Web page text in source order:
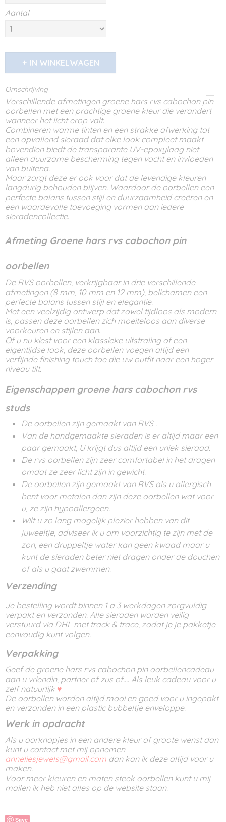
Aantal
IN WINKELWAGEN
Omschrijving
Verschillende afmetingen groene hars rvs cabochon pin
oorbellen met een prachtige groene kleur die verandert
wanneer het licht erop valt.
Combineren warme tinten en een strakke afwerking tot
een opvallend sieraad dat elke look compleet maakt
bovendien biedt de transparante UV-epoxylaag niet
alleen duurzame bescherming tegen vocht en invloeden
van buitena.
Maar zorgt deze er ook voor dat de levendige kleuren
langdurig behouden blijven. Waardoor de oorbellen een
perfecte balans tussen stijl en duurzaamheid creëren en
een waardevolle toevoeging vormen aan iedere
sieradencollectie.
Afmeting Groene hars rvs cabochon pin
oorbellen
De RVS oorbellen, verkrijgbaar in drie verschillende
afmetingen (8 mm, 10 mm en 12 mm), belichamen een
perfecte balans tussen stijl en elegantie.
Met een veelzijdig ontwerp dat zowel tijdloos als modern
is, passen deze oorbellen zich moeiteloos aan diverse
voorkeuren en stijlen aan.
Of u nu kiest voor een klassieke uitstraling of een
eigentijdse look, deze oorbellen voegen altijd een
verfijnde finishing touch toe die uw outfit naar een hoger
niveau tilt.
Eigenschappen groene hars cabochon rvs
studs
De oorbellen zijn gemaakt van RVS .
Van de handgemaakte sieraden is er altijd maar een
paar gemaakt, U krijgt dus altijd een uniek sieraad.
De rvs oorbellen zijn zeer comfortabel in het dragen
omdat ze zeer licht zijn in gewicht.
De oorbellen zijn gemaakt van RVS als u allergisch
bent voor metalen dan zijn deze oorbellen wat voor
u, ze zijn hypoallergeen.
Wilt u zo lang mogelijk plezier hebben van dit
juweeltje, adviseer ik u om voorzichtig te zijn met de
zon, een druppeltje water kan geen kwaad maar u
kunt de sieraden beter niet dragen onder de douchen
of als u gaat zwemmen.
Verzending
Je bestelling wordt binnen 1 a 3 werkdagen zorgvuldig
verpakt en verzonden. Alle sieraden worden veilig
verstuurd via DHL met track & trace, zodat je je pakketje
eenvoudig kunt volgen.
Verpakking
Geef de groene hars rvs cabochon pin oorbellencadeau
aan u vriendin, partner of zus of.... Als leuk cadeau voor u
zelf natuurlijk ♥
De oorbellen worden altijd mooi en goed voor u ingepakt
en verzonden in een plastic bubbeltje enveloppe.
Werk in opdracht
Als u oorknopjes in een andere kleur of groote wenst dan
kunt u contact met mij opnemen
anneliesjewels@gmail.com dan kan ik deze altijd voor u
maken.
Voor meer kleuren en maten steek oorbellen kunt u mij
mailen ik heb niet alles op de website staan.
Save